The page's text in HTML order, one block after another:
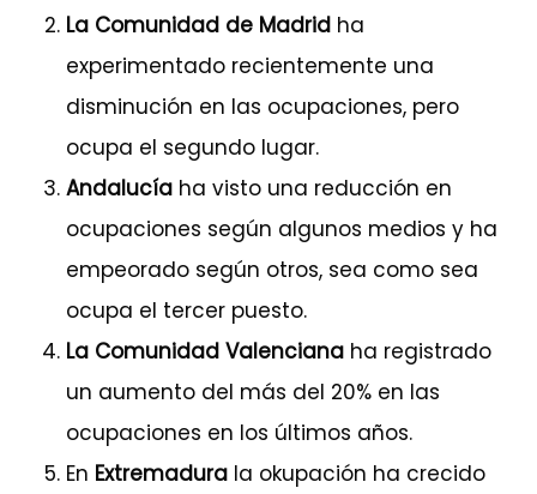
La Comunidad de Madrid ha
experimentado recientemente una
disminución en las ocupaciones, pero
ocupa el segundo lugar.
Andalucía ha visto una reducción en
ocupaciones según algunos medios y ha
empeorado según otros, sea como sea
ocupa el tercer puesto.
La Comunidad Valenciana ha registrado
un aumento del más del 20% en las
ocupaciones en los últimos años.
En Extremadura la okupación ha crecido